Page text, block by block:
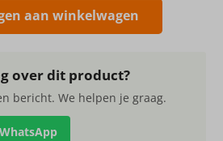
aan winkelwagen
over dit product?
bericht. We helpen je graag.